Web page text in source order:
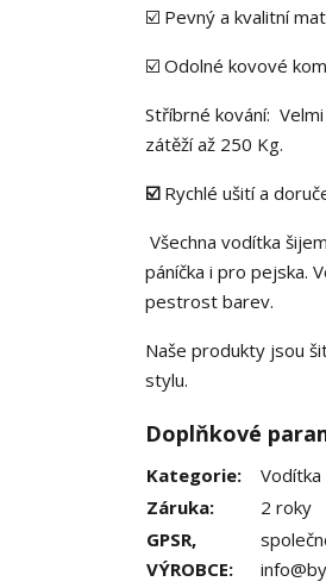
☑️ Pevný a kvalitní
☑️ Odolné kovové
Stříbrné kování:
zátěží až 250 Kg.
☑️ Rychlé ušití a
Všechna vodítka
páníčka i pro pejska.
pestrost barev.
Naše produkty jsou
stylu.
Doplňkové
Kategorie:
Vodítka
Záruka:
2 roky
GPSR,
VÝROBCE: